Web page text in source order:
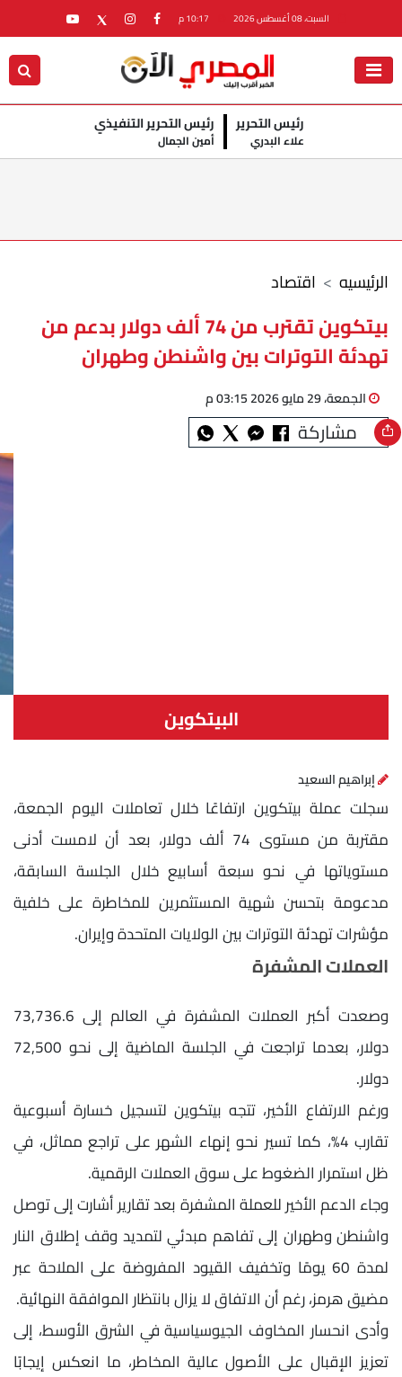
السبت، 08 أغسطس 2026
رئيس التحرير
علاء البدري
رئيس التحرير التنفيذي
أمين الجمال
اقتصاد الرئيسيه
بيتكوين تقترب من 74 ألف دولار بدعم من
تهدئة التوترات بين واشنطن وطهران
الجمعة، 29 مايو 2026 03:15 م
مشاركة
البيتكوين
إبراهيم السعيد
سجلت عملة بيتكوين ارتفاعًا خلال تعاملات اليوم الجمعة،
مقتربة من مستوى 74 ألف دولار، بعد أن لامست أدنى
مستوياتها في نحو سبعة أسابيع خلال الجلسة السابقة،
مدعومة بتحسن شهية المستثمرين للمخاطرة على خلفية
مؤشرات تهدئة التوترات بين الولايات المتحدة وإيران.
العملات المشفرة
وصعدت أكبر العملات المشفرة في العالم إلى 73,736.6
دولار، بعدما تراجعت في الجلسة الماضية إلى نحو 72,500
دولار.
ورغم الارتفاع الأخير، تتجه بيتكوين لتسجيل خسارة أسبوعية
تقارب 4%، كما تسير نحو إنهاء الشهر على تراجع مماثل، في
ظل استمرار الضغوط على سوق العملات الرقمية.
وجاء الدعم الأخير للعملة المشفرة بعد تقارير أشارت إلى توصل
واشنطن وطهران إلى تفاهم مبدئي لتمديد وقف إطلاق النار
لمدة 60 يومًا وتخفيف القيود المفروضة على الملاحة عبر
مضيق هرمز، رغم أن الاتفاق لا يزال بانتظار الموافقة النهائية.
وأدى انحسار المخاوف الجيوسياسية في الشرق الأوسط، إلى
تعزيز الإقبال على الأصول عالية المخاطر، ما انعكس إيجابًا